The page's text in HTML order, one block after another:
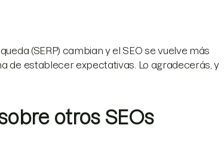
(SERP) cambian y el SEO se vuelve más
de establecer expectativas. Lo agradecerás, y
otros SEOs